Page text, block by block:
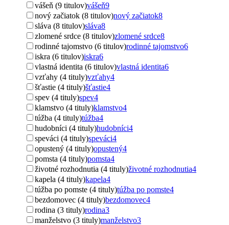
vášeň (9 titulov)vášeň9
nový začiatok (8 titulov)nový začiatok8
sláva (8 titulov)sláva8
zlomené srdce (8 titulov)zlomené srdce8
rodinné tajomstvo (6 titulov)rodinné tajomstvo6
iskra (6 titulov)iskra6
vlastná identita (6 titulov)vlastná identita6
vzťahy (4 tituly)vzťahy4
šťastie (4 tituly)šťastie4
spev (4 tituly)spev4
klamstvo (4 tituly)klamstvo4
túžba (4 tituly)túžba4
hudobníci (4 tituly)hudobníci4
speváci (4 tituly)speváci4
opustený (4 tituly)opustený4
pomsta (4 tituly)pomsta4
životné rozhodnutia (4 tituly)životné rozhodnutia4
kapela (4 tituly)kapela4
túžba po pomste (4 tituly)túžba po pomste4
bezdomovec (4 tituly)bezdomovec4
rodina (3 tituly)rodina3
manželstvo (3 tituly)manželstvo3